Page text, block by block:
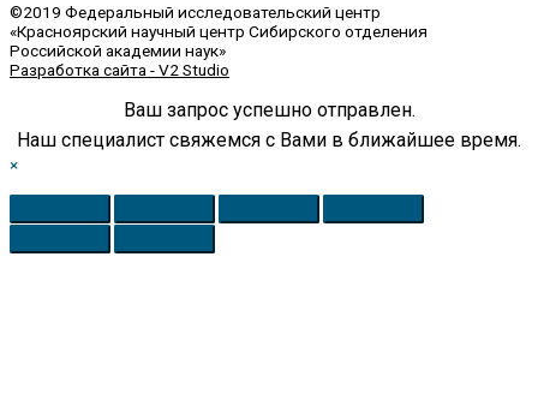
©2019 Федеральный исследовательский центр
«Красноярский научный центр Сибирского отделения
Российской академии наук»
Разработка сайта - V2 Studio
Ваш запрос успешно отправлен.
Наш специалист свяжемся с Вами в ближайшее время.
×